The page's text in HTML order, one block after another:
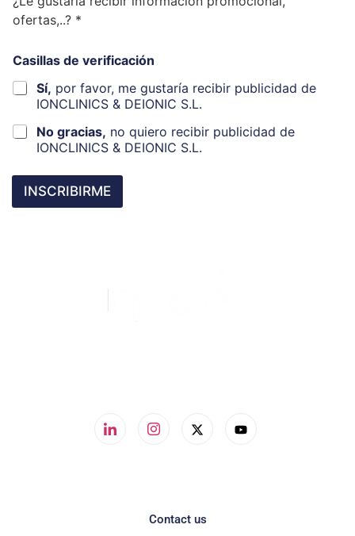
ofertas,..? *
Casillas de verificación
Sí, por favor, me gustaría recibir publicidad de
IONCLINICS & DEIONIC S.L.
No gracias, no quiero recibir publicidad de
IONCLINICS & DEIONIC S.L.
INSCRIBIRME
Contact us